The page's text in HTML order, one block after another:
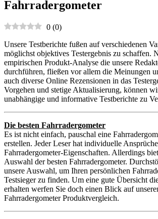
Fahrradergometer
0 (0)
Unsere Testberichte fußen auf verschiedenen
möglichst objektives Testergebnis zu schaffen.
empirischen Produkt-Analyse die unsere
durchführen, fließen vor allem die Meinungen
auch diverse Online Rezensionen in das
Vorgehen und stetige Aktualisierung, können
unabhängige und informative Testberichte zu
Die besten Fahrradergometer
Es ist nicht einfach, pauschal eine
erstellen. Jeder Leser hat individuelle
Fahrradergometer-Eigenschaften. Allerdings
Auswahl der besten Fahrradergometer.
unsere Auswahl, um Ihren persönlichen
Testsieger zu finden. Um eine gute Übersicht
erhalten werfen Sie doch einen Blick auf
Fahrradergometer Produktvergleich.